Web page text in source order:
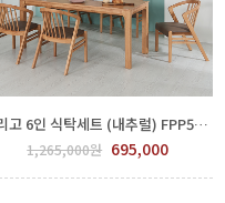
켈리고 6인 식탁세트 (내추럴) FPP53-0001.2.3
1,265,000원 695,000